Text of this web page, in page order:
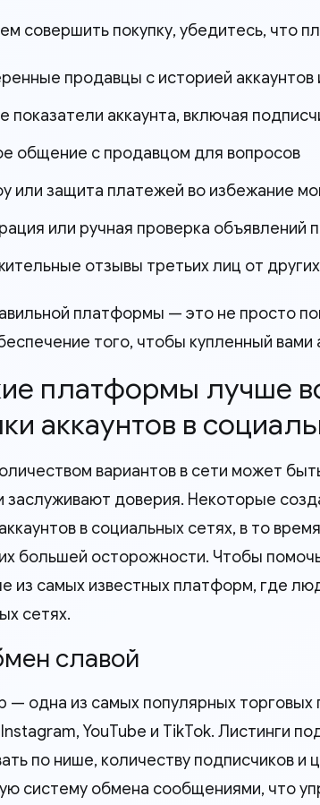
совершить покупку, убедитесь, что
продавцы с историей
показатели аккаунта, включая
общение с продавцом для вопросов
или защита платежей во избежание
или ручная проверка объявлений
отзывы третьих лиц от
платформы — это не просто
того, чтобы купленный вами
платформы лучше
аккаунтов в
вариантов в сети может
доверия. Некоторые
в социальных сетях, в то
большей осторожности. Чтобы помочь
из самых известных платформ, где
сетях.
славой
— одна из самых популярных
YouTube и TikTok. Листинги
по нише, количеству подписчиков
систему обмена сообщениями, что